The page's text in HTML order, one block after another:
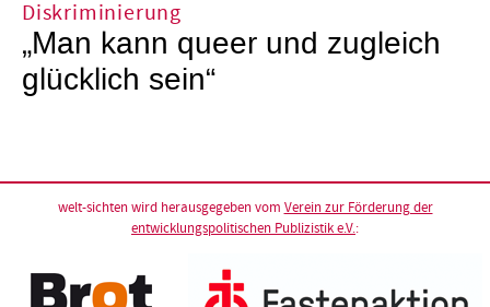
Diskriminierung
„Man kann queer und zugleich
glücklich sein“
welt-sichten wird herausgegeben vom Verein zur Förderung der
entwicklungspolitischen Publizistik e.V.: